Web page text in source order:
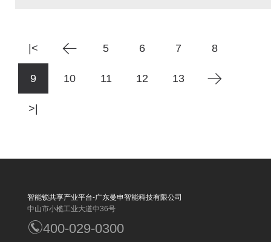
|< 5 6 7 8
9 10 11 12 13
>|
智能锁共享产业平台-广东曼申智能科技有限公司
中山市小榄工业大道中36号
400-029-0300